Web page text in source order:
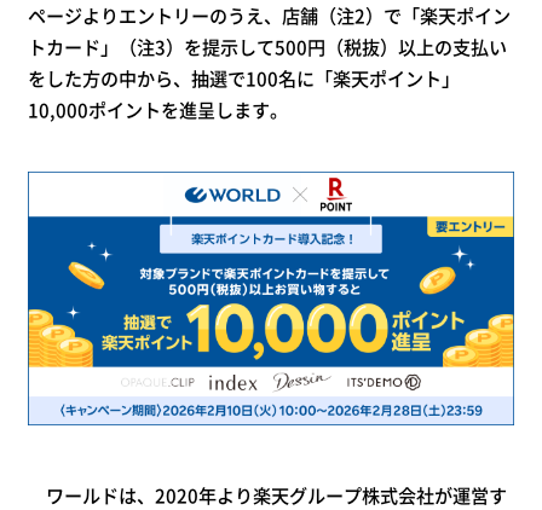
ページよりエントリーのうえ、店舗（注2）で「楽天ポイン
トカード」（注3）を提示して500円（税抜）以上の支払い
をした方の中から、抽選で100名に「楽天ポイント」
10,000ポイントを進呈します。
ワールドは、2020年より楽天グループ株式会社が運営す